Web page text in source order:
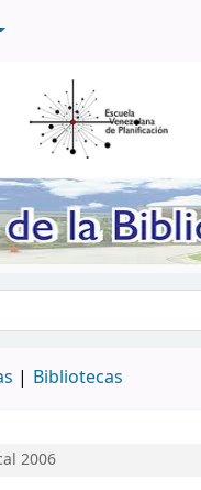
clave
Bibliotecas
2006